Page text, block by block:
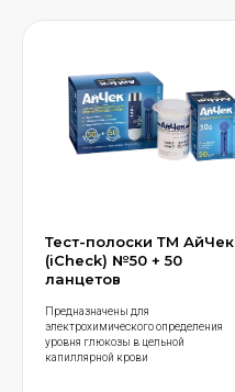
Тест-полоски ТМ АйЧек
(iCheck) №50 + 50
ланцетов
Предназначены для
электрохимического определения
уровня глюкозы в цельной
капиллярной крови